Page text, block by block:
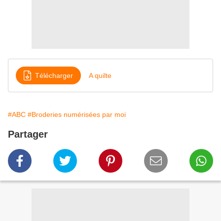
Télécharger A quilte
#ABC #Broderies numérisées par moi
Partager